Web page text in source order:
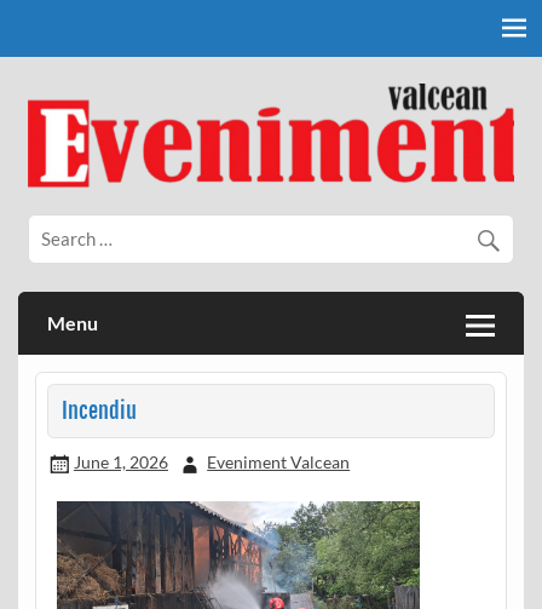
Eveniment Valcean
Menu
Incendiu
June 1, 2026 Eveniment Valcean